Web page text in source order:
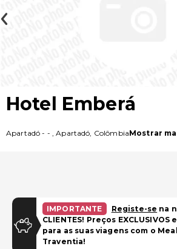
Hotel Emberá
Apartadó - - ,Apartadó, ColômbiaMostrar
IMPORTANTE Registe-se na
CLIENTES! Preços
para as suas viagens com o
Traventia!